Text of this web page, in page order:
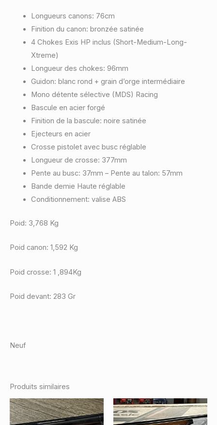
Longueurs canons: 76cm
Finition du canon: bronzée satinée
4 Chokes Exis HP inclus (Short-Medium-Long-
Xtreme)
Longueur des chokes: 96mm
Guidon: blanc rond + grain d’orge intermédiaire
Mono détente sélective (MDS) Racing
Bascule en acier forgé
Finition de la bascule: noire satinée
Ejecteurs en acier
Crosse pistolet avec busc réglable
Longueur de crosse: 377mm
Pente au busc: 37mm – Pente au talon: 57mm
Bande demie Haute réglable
Conditionnement: valise ABS
Poid: 3,768 Kg
Poid canon: 1,592 Kg
Poid crosse: 1 ,894Kg
Poid devant: 283 Gr
Neuf
Produits similaires